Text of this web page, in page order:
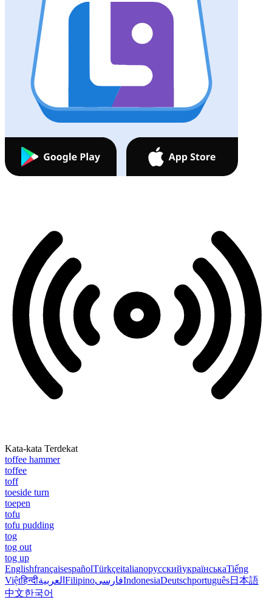
Kata-kata Terdekat
toffee hammer
toffee
toff
toeside turn
toepen
tofu
tofu pudding
tog
tog out
tog up
EnglishfrançaisespañolTürkçeitalianoрусскийукраїнськаTiếng
Việtहिन्दीالعربية FilipinoفارسیIndonesiaDeutschportuguês日本語
中文한국어